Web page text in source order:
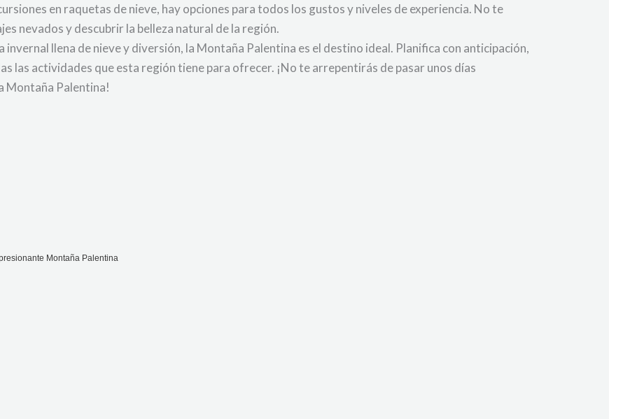
en raquetas de nieve, hay opciones para todos los gustos y niveles de experiencia. No te
nevados y descubrir la belleza natural de la región.
invernal llena de nieve y diversión, la Montaña Palentina es el destino ideal. Planifica con anticipación,
las actividades que esta región tiene para ofrecer. ¡No te arrepentirás de pasar unos días
Montaña Palentina!
Montaña Palentina